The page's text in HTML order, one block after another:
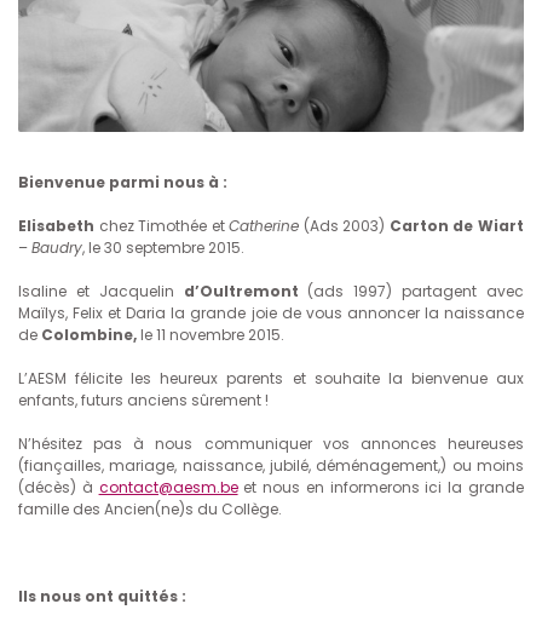
Bienvenue parmi nous à :
Elisabeth chez Timothée etCatherine (Ads 2003) Carton de Wiart
–Baudry, le 30 septembre 2015.
Isaline et Jacquelin d’Oultremont (ads 1997) partagent avec
Maïlys, Felix et Daria la grande joie de vous annoncer la naissance
de Colombine, le 11 novembre 2015.
L’AESM félicite les heureux parents et souhaite la bienvenue aux
enfants, futurs anciens sûrement !
N’hésitez pas à nous communiquer vos annonces heureuses
(fiançailles, mariage, naissance, jubilé, déménagement,) ou moins
(décès) à contact@aesm.beet nous en informerons ici la grande
famille des Ancien(ne)s du Collège.
Ils nous ont quittés :